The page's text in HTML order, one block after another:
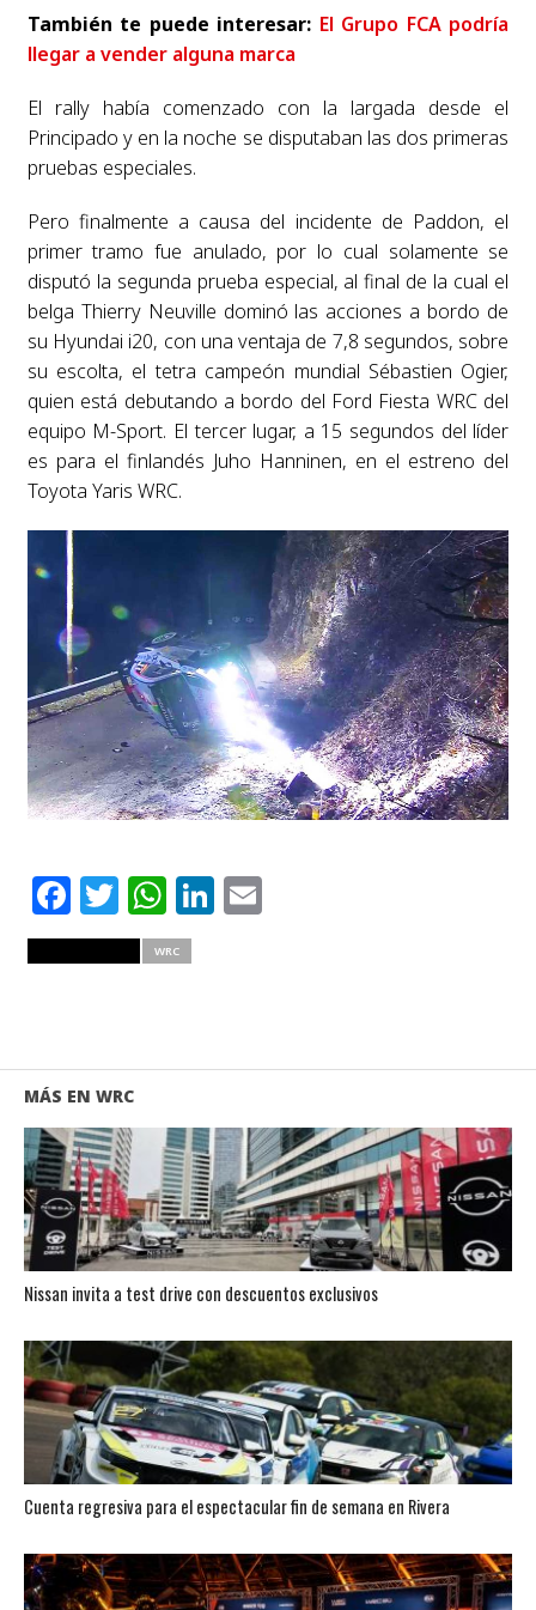
También te puede interesar: El Grupo FCA podría
llegar a vender alguna marca
El rally había comenzado con la largada desde el
Principado y en la noche se disputaban las dos primeras
pruebas especiales.
Pero finalmente a causa del incidente de Paddon, el
primer tramo fue anulado, por lo cual solamente se
disputó la segunda prueba especial, al final de la cual el
belga Thierry Neuville dominó las acciones a bordo de
su Hyundai i20, con una ventaja de 7,8 segundos, sobre
su escolta, el tetra campeón mundial Sébastien Ogier,
quien está debutando a bordo del Ford Fiesta WRC del
equipo M-Sport. El tercer lugar, a 15 segundos del líder
es para el finlandés Juho Hanninen, en el estreno del
Toyota Yaris WRC.
Facebook
Twitter
WhatsApp
LinkedIn
Email
WRC
MÁS EN WRC
Nissan invita a test drive con descuentos exclusivos
Cuenta regresiva para el espectacular fin de semana en Rivera